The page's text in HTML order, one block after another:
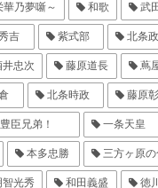
乃夢噺～ 和歌 武
吉 紫式部 北条
井忠次 藤原道長 蔦
北条時政 藤原
豊臣兄弟！ 一条天皇
本多忠勝 三方ヶ原
智光秀 和田義盛 徳